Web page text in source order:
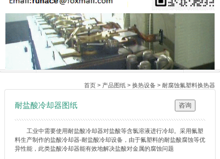
首页 > 产品图纸 > 换热设备 > 耐腐蚀氟塑料换热器
耐盐酸冷却器图纸 咨询
工业中需要使用耐盐酸冷却器对盐酸等含氯溶液进行冷却。采用氟塑
料生产制作的盐酸冷却器-耐盐酸冷却设备，由于氟塑料的耐盐酸腐蚀等优
异性能，此类盐酸冷却器能有效地解决盐酸对金属的腐蚀问题